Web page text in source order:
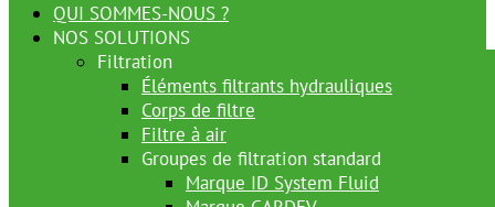
QUI SOMMES-NOUS ?
NOS SOLUTIONS
Filtration
Éléments filtrants hydrauliques
Corps de filtre
Filtre à air
Groupes de filtration standard
Marque ID System Fluid